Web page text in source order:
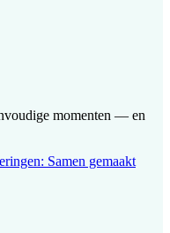
momenten — en
Samen gemaakt